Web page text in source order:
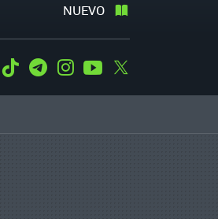
NUEVO
WhatsApp
Tiktok TelegramInstagramYoutube